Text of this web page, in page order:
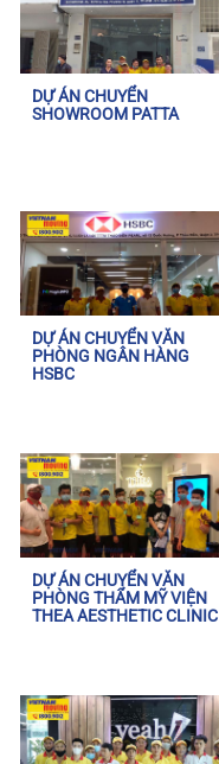
DỰ ÁN CHUYỂN
SHOWROOM PATTA
DỰ ÁN CHUYỂN VĂN
PHÒNG NGÂN HÀNG
HSBC
DỰ ÁN CHUYỂN VĂN
PHÒNG THẨM MỸ VIỆN
THEA AESTHETIC CLINIC